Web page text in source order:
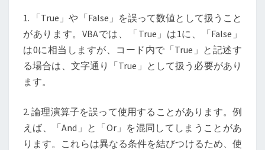
1. 「True」や「False」を誤って数値として扱うこと
があります。VBAでは、「True」は1に、「False」
は0に相当しますが、コード内で「True」と記述す
る場合は、文字通り「True」として扱う必要があり
ます。
2. 論理演算子を誤って使用することがあります。例
えば、「And」と「Or」を混同してしまうことがあ
ります。これらは異なる条件を結びつけるため、使